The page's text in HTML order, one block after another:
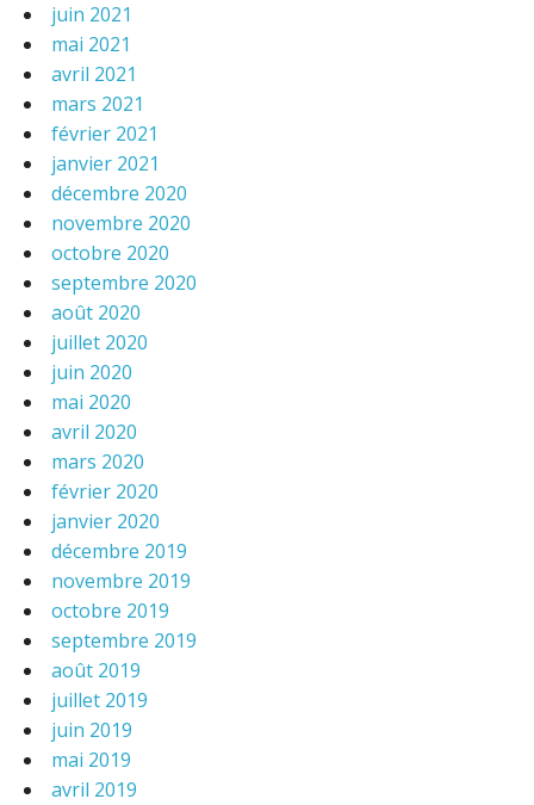
juin 2021
mai 2021
avril 2021
mars 2021
février 2021
janvier 2021
décembre 2020
novembre 2020
octobre 2020
septembre 2020
août 2020
juillet 2020
juin 2020
mai 2020
avril 2020
mars 2020
février 2020
janvier 2020
décembre 2019
novembre 2019
octobre 2019
septembre 2019
août 2019
juillet 2019
juin 2019
mai 2019
avril 2019